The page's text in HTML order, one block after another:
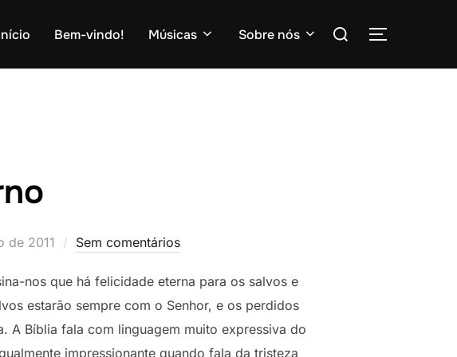
Bem-vindo! Músicas Sobre nós
Pesquisar
de 2011 Sem comentários
nos que há felicidade eterna para os salvos e
estarão sempre com o Senhor, e os perdidos
A Bíblia fala com linguagem muito expressiva do
impressionante quando fala da tristeza